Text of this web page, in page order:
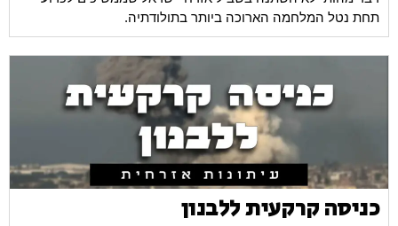
תחת נטל המלחמה הארוכה ביותר בתולודתיה.
כניסה קרקעית ללבנון